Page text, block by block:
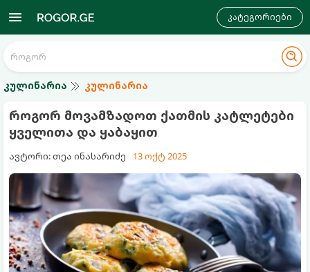
კატეგორიები
კულინარია კულინარია
როგორ მოვამზადოთ ქათმის კატლეტები
ყველითა და ყაბაყით
ავტორი: თეა ინასარიძე 13 ოქტ 2025